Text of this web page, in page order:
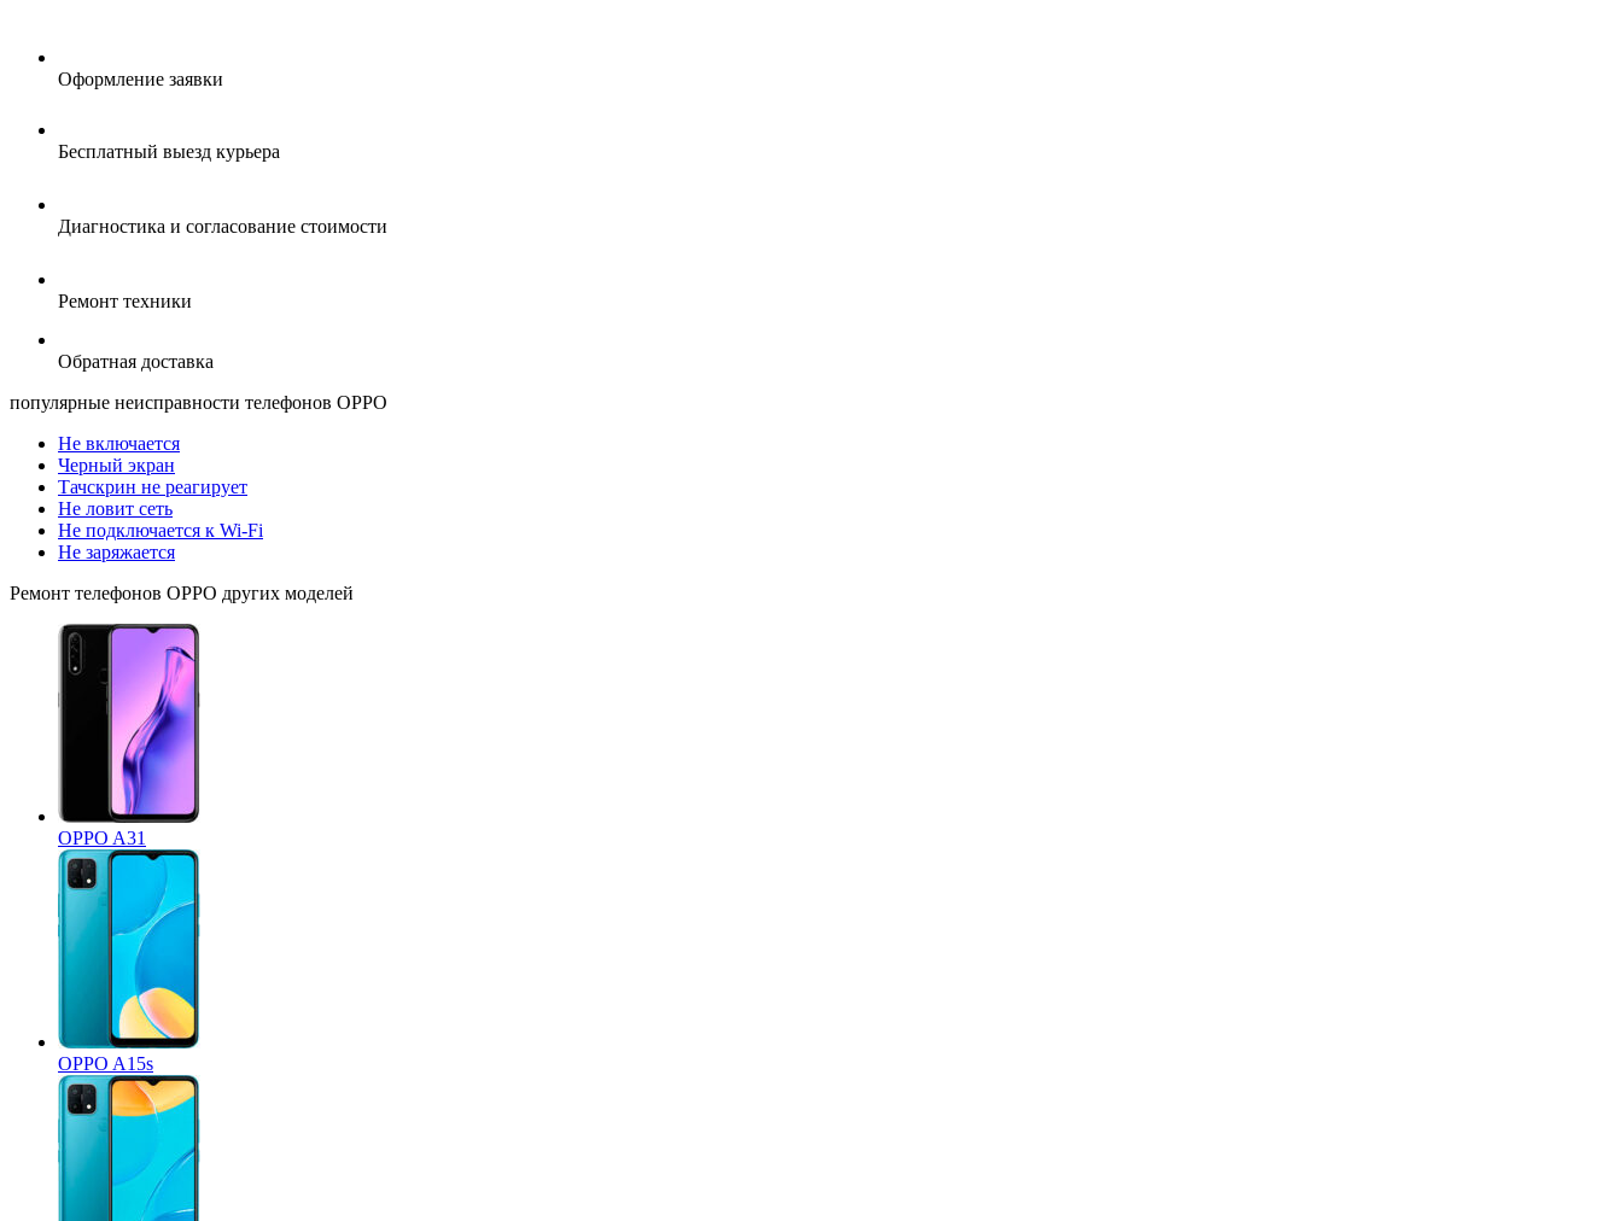
Оформление заявки
Бесплатный выезд курьера
Диагностика и согласование стоимости
Ремонт техники
Обратная доставка
популярные неисправности телефонов OPPO
Не включается
Черный экран
Тачскрин не реагирует
Не ловит сеть
Не подключается к Wi-Fi
Не заряжается
Ремонт телефонов OPPO других моделей
OPPO A31
OPPO A15s